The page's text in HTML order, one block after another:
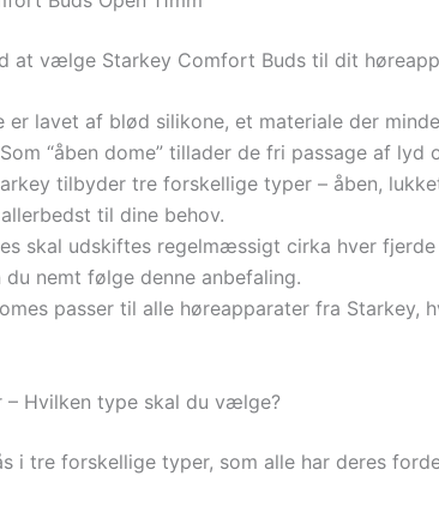
at vælge Starkey Comfort Buds til dit
er lavet af blød silikone, et materiale der
“åben dome” tillader de fri passage af
tilbyder tre forskellige typer – åben,
til dine behov.
skal udskiftes regelmæssigt cirka hver
nemt følge denne anbefaling.
passer til alle høreapparater fra
– Hvilken type skal du vælge?
i tre forskellige typer, som alle har deres